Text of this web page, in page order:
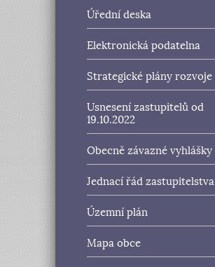
Úřední deska
Elektronická podatelna
Strategické plány rozvoje
Usnesení zastupitelů od
19.10.2022
Obecně závazné vyhlášky
Jednací řád zastupitelstva
Územní plán
Mapa obce